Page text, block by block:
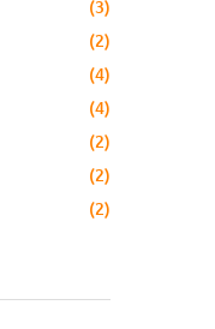
(3)
(2)
(4)
(4)
(2)
(2)
(2)